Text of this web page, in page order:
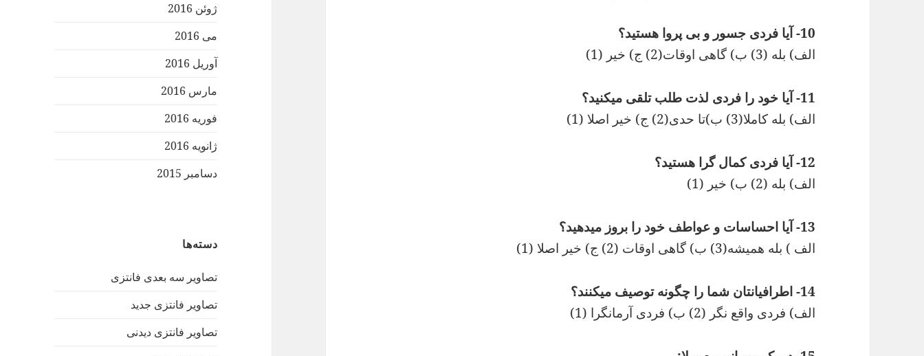
ژوئن 2016
می 2016
آوریل 2016
مارس 2016
فوریه 2016
ژانویه 2016
دسامبر 2015
دسته‌ها
تصاویر سه بعدی فانتزی
تصاویر فانتزی جدید
تصاویر فانتزی دیدنی
10- آیا فردی جسور و بی پروا هستید؟
الف) بله (3) ب) گاهی اوقات(2) ج) خیر (1)
11- آیا خود را فردی لذت طلب تلقی میکنید؟
الف) بله کاملا(3) ب)تا حدی(2) ج) خیر اصلا (1)
12- آیا فردی کمال گرا هستید؟
الف) بله (2) ب) خیر (1)
13- آیا احساسات و عواطف خود را بروز میدهید؟
الف ) بله همیشه(3) ب) گاهی اوقات (2) ج) خیر اصلا (1)
14- اطرافیانتان شما را چگونه توصیف میکنند؟
الف) فردی واقع نگر (2) ب) فردی آرمانگرا (1)